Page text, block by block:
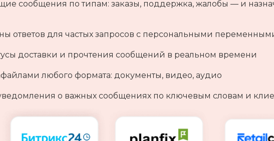
сообщения по типам: заказы, поддержка, жалобы — и
ответов для частых запросов с персональными
доставки и прочтения сообщений в реальном времени
любого формата: документы, видео, аудио
о важных сообщениях по ключевым словам и